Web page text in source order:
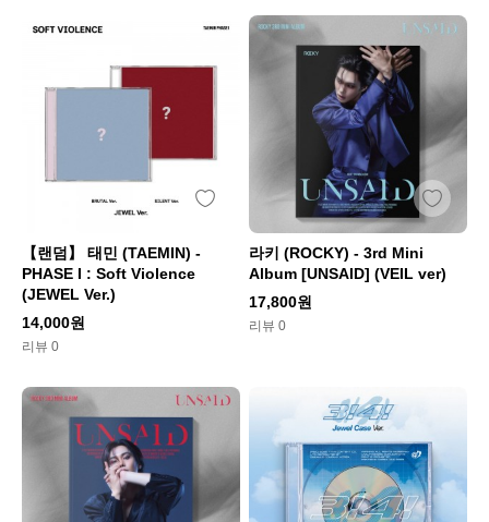
【랜덤】 태민 (TAEMIN) -
PHASE I : Soft Violence
(JEWEL Ver.)
14,000원
리뷰 0
라키 (ROCKY) - 3rd Mini
Album [UNSAID] (VEIL ver)
17,800원
리뷰 0